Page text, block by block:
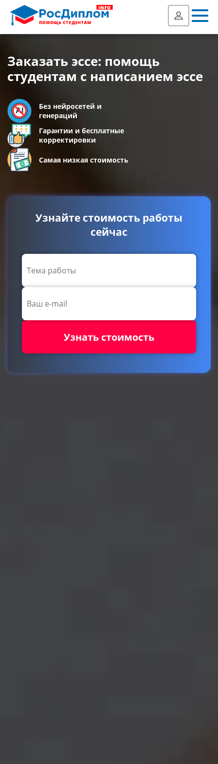
Заказать эссе: помощь
студентам с написанием эссе
Без нейросетей и
генераций
Гарантии и бесплатные
корректировки
Самая низкая стоимость
Узнайте стоимость работы
сейчас